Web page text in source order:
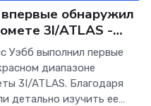
обнаружил
3I/ATLAS -
Уэбб выполнил первые
диапазоне
3I/ATLAS. Благодаря
детально изучить ее